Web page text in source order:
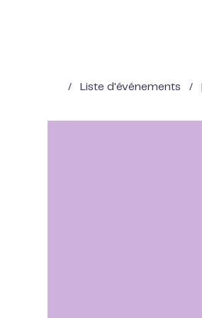
/ Liste d'événements /